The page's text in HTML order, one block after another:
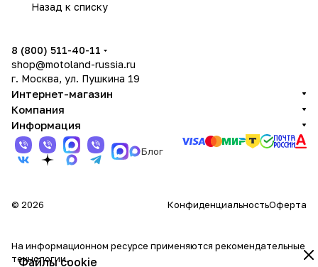
Назад к списку
Файлы cookie
8 (800) 511-40-11
shop@motoland-russia.ru
г. Москва, ул. Пушкина 19
Интернет-магазин
Компания
Информация
Блог
© 2026 КонфиденциальностьОферта
На информационном ресурсе применяются рекомендательные
технологии.